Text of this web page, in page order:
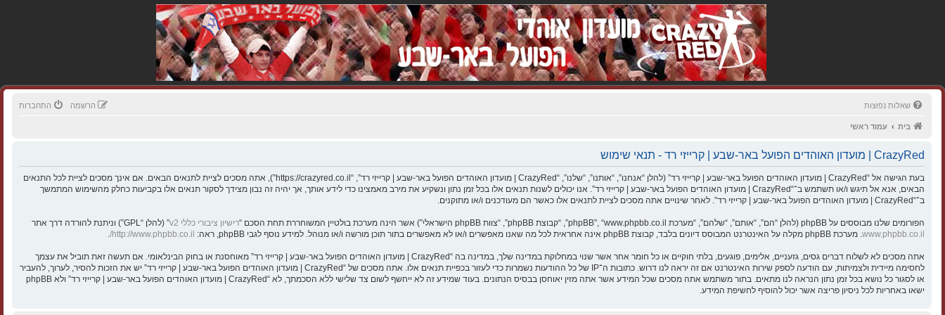
שאלות נפוצות התחברות הרשמה
בית עמוד ראשי
CrazyRed | מועדון האוהדים הפועל באר-שבע | קרייזי רד - תנאי שימוש
בעת הגישה אל “CrazyRed | מועדון האוהדים הפועל באר-שבע | קרייזי רד” (להלן “אנחנו”, “אותנו”, “שלנו”, “CrazyRed | מועדון האוהדים הפועל באר-שבע | קרייזי רד”, “https://crazyred.co.il”), אתה מסכים לציית לתנאים הבאים. אם אינך מסכים לציית לכל התנאים
הבאים, אנא אל תיגש ו/או תשתמש ב־“CrazyRed | מועדון האוהדים הפועל באר-שבע | קרייזי רד”. אנו יכולים לשנות תנאים אלו בכל זמן נתון ונשקיע את מירב מאמצינו כדי לידע אותך, אך יהיה זה נבון מצידך לסקור תנאים אלו בקביעות כחלק מהשימוש המתמשך
ב־“CrazyRed | מועדון האוהדים הפועל באר-שבע | קרייזי רד”. לאחר שינויים אתה מסכים לציית לתנאים אלו כאשר הם מעודכנים ו/או מתוקנים.
הפורומים שלנו מבוססים על phpBB (להלן “הם”, “אותם”, “שלהם”, “מערכת phpBB”, “www.phpbb.co.il”, “קבוצת phpBB”, “צוות phpBB הישראלי”) אשר הינה מערכת בולטיין המשוחררת תחת הסכם “ רישיון ציבורי כללי v2
” (להלן “GPL”) וניתנת להורדה דרך אתר
www.phpbb.co.il. מערכת phpBB מקלה על האינטרנט המבוסס דיונים בלבד, קבוצת phpBB אינה אחראית לכל מה שאנו מאפשרים ו/או לא מאפשרים בתור תוכן מורשה ו/או מנוהל. למידע נוסף לגבי phpBB, ראה: http://www.phpbb.co.il/
.
אתה מסכים לא לשלוח דברים גסים, גזעניים, אלימים, פוגעים, בלתי חוקיים או כל חומר אחר אשר שנוי במחלוקת במדינה שלך, במדינה בה “CrazyRed | מועדון האוהדים הפועל באר-שבע | קרייזי רד” מאוחסנת או בחוק הבינלאומי. אם תעשה זאת תוביל את עצמך
לחסימה מיידית ולצמיתות, עם הודעה לספק שירות האינטרנט אם זה יראה לנו דרוש. כתובות ה־IP של כל ההודעות נשמרות כדי לעזור בכפיית תנאים אלו. אתה מסכים של “CrazyRed | מועדון האוהדים הפועל באר-שבע | קרייזי רד” יש את הזכות להסיר, לערוך, להעביר
או לסגור כל נושא בכל זמן נתון הנראה לנו מתאים. בתור משתמש אתה מסכים שכל המידע אשר אתה מזין יאוחסן בבסיס הנתונים. בעוד שמידע זה לא ייחשף לשום צד שלישי ללא הסכמתך, לא “CrazyRed | מועדון האוהדים הפועל באר-שבע | קרייזי רד” ולא phpBB
ישאו באחריות לכל ניסיון פריצה אשר יכול להוסיף לחשיפת המידע.